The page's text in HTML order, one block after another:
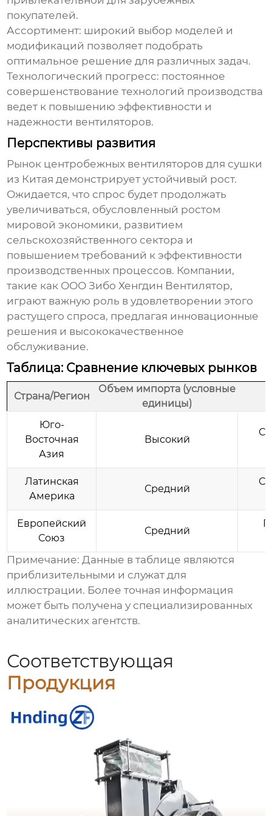
покупателей.
Ассортимент: широкий выбор моделей и
модификаций позволяет подобрать
оптимальное решение для различных задач.
Технологический прогресс: постоянное
совершенствование технологий производства
ведет к повышению эффективности и
надежности вентиляторов.
Перспективы развития
Рынок центробежных вентиляторов для сушки
из Китая демонстрирует устойчивый рост.
Ожидается, что спрос будет продолжать
увеличиваться, обусловленный ростом
мировой экономики, развитием
сельскохозяйственного сектора и
повышением требований к эффективности
производственных процессов. Компании,
такие как ООО Зибо Хенгдин Вентилятор,
играют важную роль в удовлетворении этого
растущего спроса, предлагая инновационные
решения и высококачественное
обслуживание.
Таблица: Сравнение ключевых рынков
Страна/Регион
Объем импорта (условные
единицы)
Юго-
Восточная
Азия
Высокий
Латинская
Америка
Средний
Европейский
Союз
Средний
Примечание: Данные в таблице являются
приблизительными и служат для
иллюстрации. Более точная информация
может быть получена у специализированных
аналитических агентств.
Соответствующая
Продукция